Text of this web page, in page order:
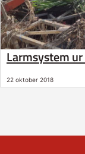
Larmsystem
22 oktober 2018